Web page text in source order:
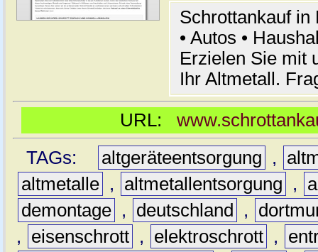
Schrottankauf in
• Autos •
Erzielen Sie mit
Ihr Altmetall.
URL:
TAGs:
altgeräteentsorgung ,
altmetalle , altmetallentsorgung ,
demontage , deutschland ,
,
eisenschrott , elektroschrott ,